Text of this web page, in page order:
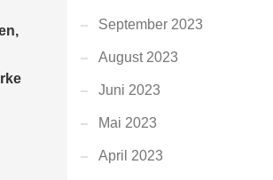
September 2023
August 2023
Juni 2023
Mai 2023
April 2023